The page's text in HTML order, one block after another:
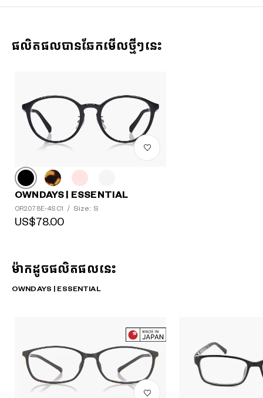
ផលិតផលបានឆែកមើលថ្មីៗនេះ
OWNDAYS | ESSENTIAL
OR2078E-4S C1 / Size: S
US$78.00
ម៉ាកដូចផលិតផលនេះ
OWNDAYS | ESSENTIAL